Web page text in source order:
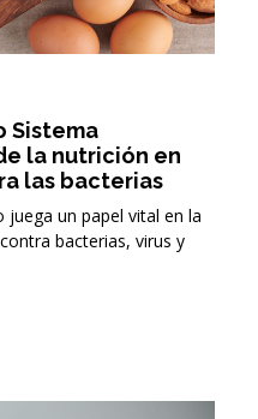
Sistema
la nutrición en
las bacterias
un papel vital en la
bacterias, virus y